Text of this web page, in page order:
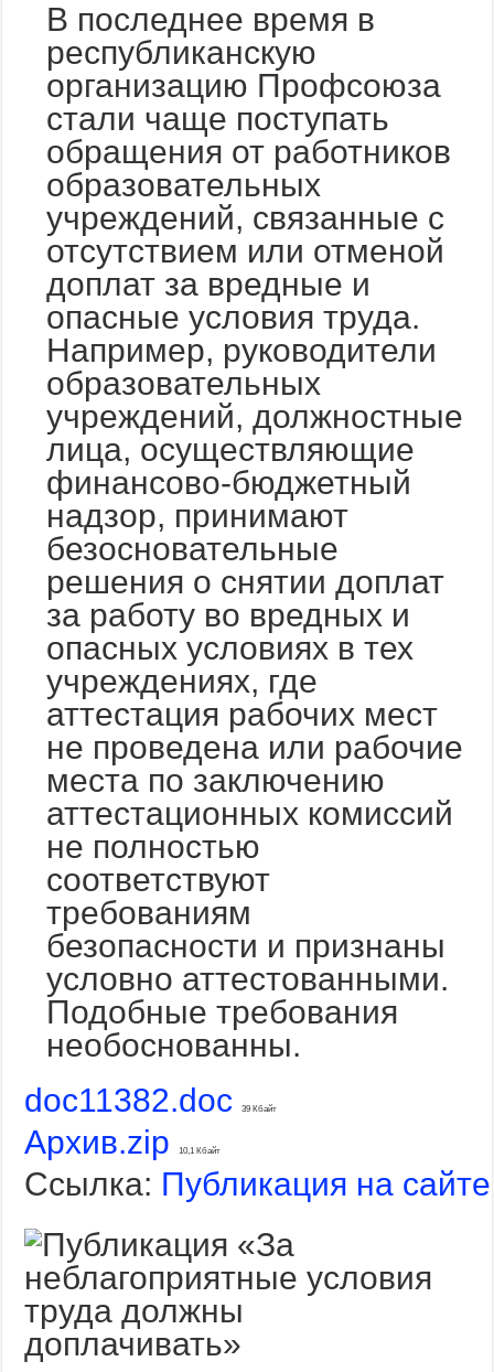
В последнее время в
республиканскую
организацию Профсоюза
стали чаще поступать
обращения от работников
образовательных
учреждений, связанные с
отсутствием или отменой
доплат за вредные и
опасные условия труда.
Например, руководители
образовательных
учреждений, должностные
лица, осуществляющие
финансово-бюджетный
надзор, принимают
безосновательные
решения о снятии доплат
за работу во вредных и
опасных условиях в тех
учреждениях, где
аттестация рабочих мест
не проведена или рабочие
места по заключению
аттестационных комиссий
не полностью
соответствуют
требованиям
безопасности и признаны
условно аттестованными.
Подобные требования
необоснованны.
doc11382.doc
39 Кбайт
Архив.zip 10,1 Кбайт
Ссылка: Публикация на сайте